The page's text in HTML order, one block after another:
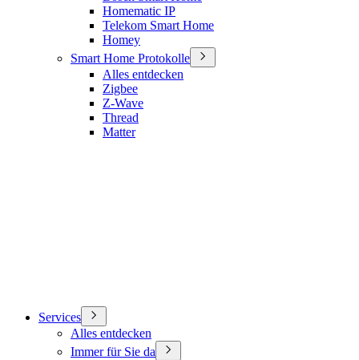
Homematic IP
Telekom Smart Home
Homey
Smart Home Protokolle
Alles entdecken
Zigbee
Z-Wave
Thread
Matter
Services
Alles entdecken
Immer für Sie da